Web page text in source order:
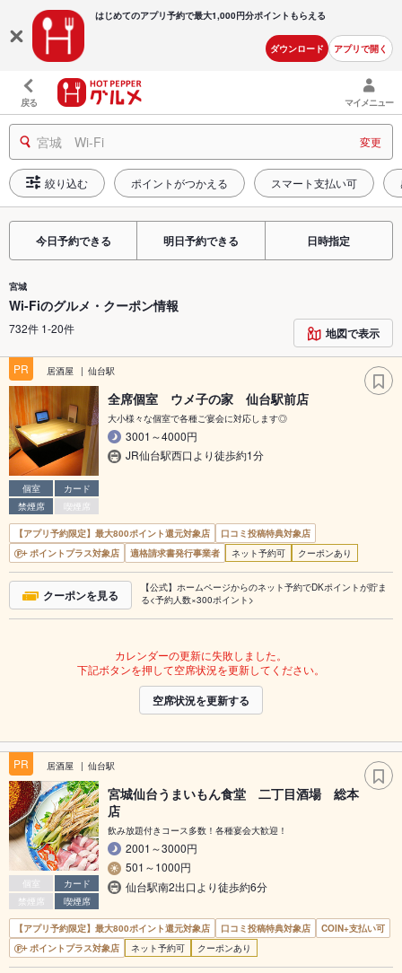
はじめてのアプリ予約で最大1,000円分ポイントもらえる
ダウンロード アプリで開く
戻る マイメニュー
宮城 Wi-Fi 変更
絞り込む ポイントがつかえる スマート支払い可
今日予約できる 明日予約できる 日時指定
宮城
Wi-Fiのグルメ・クーポン情報
732件 1-20件 地図で表示
PR 居酒屋 仙台駅
個室
カード
禁煙席
喫煙席
全席個室 ウメ子の家 仙台駅前店
大小様々な個室で各種ご宴会に対応します◎
3001～4000円
JR仙台駅西口より徒歩約1分
【アプリ予約限定】最大800ポイント還元対象店
口コミ投稿特典対象店
ポイントプラス対象店
適格請求書発行事業者 ネット予約可 クーポンあり
クーポンを見る
【公式】ホームページからのネット予約でDKポイントが貯ま
る<予約人数×300ポイント>
カレンダーの更新に失敗しました。
下記ボタンを押して空席状況を更新してください。
空席状況を更新する
PR 居酒屋 仙台駅
個室
カード
禁煙席
喫煙席
宮城仙台うまいもん食堂 二丁目酒場 総本
店
飲み放題付きコース多数！各種宴会大歓迎！
2001～3000円
501～1000円
仙台駅南2出口より徒歩約6分
【アプリ予約限定】最大800ポイント還元対象店 口コミ投稿特典対象店
COIN+支払い可
ポイントプラス対象店
ネット予約可 クーポンあり